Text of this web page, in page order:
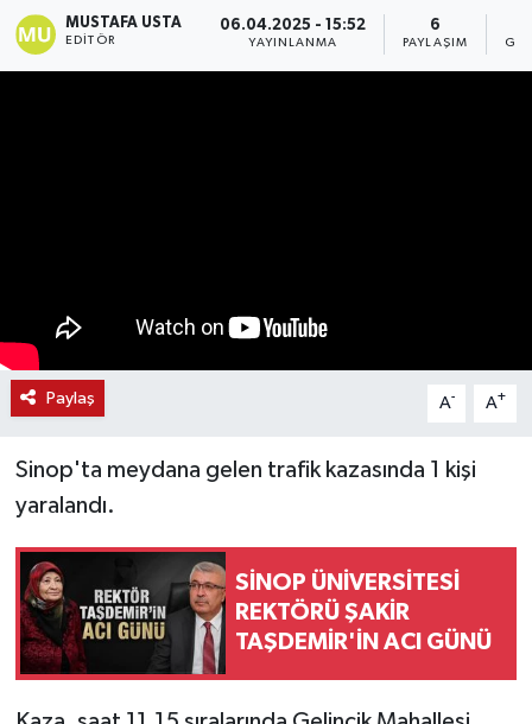
MUSTAFA USTA
EDITÖR
06.04.2025 - 15:52
YAYINLANMA
6
PAYLAŞIM
Paylaş A- A+
Sinop'ta meydana gelen trafik kazasında 1 kişi
yaralandı.
SİNOP ÜNİVERSİTESİ
REKTÖRÜ ŞAKİR
TAŞDEMİR'İN ACI GÜNÜ